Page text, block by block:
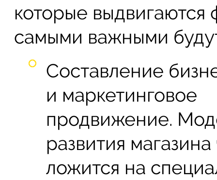
которые
самыми важными
Составление
и маркетинговое
продвижение.
развития
ложится на